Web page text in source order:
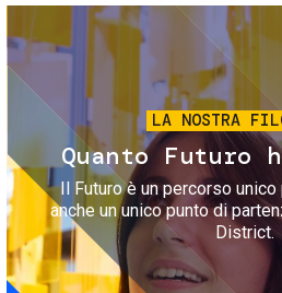
LA NOSTRA
Quanto Futuro
Il Futuro è un percorso unico
anche un unico punto di
District.